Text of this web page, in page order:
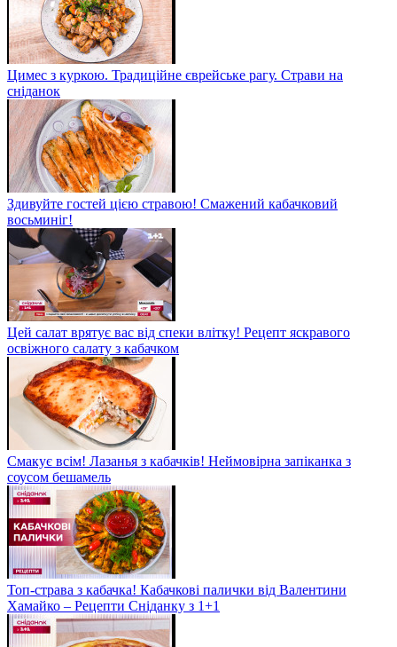
Цимес з куркою. Традиційне єврейське рагу. Страви на
сніданок
Здивуйте гостей цією стравою! Смажений кабачковий
восьминіг!
Цей салат врятує вас від спеки влітку! Рецепт яскравого
освіжного салату з кабачком
Смакує всім! Лазанья з кабачків! Неймовірна запіканка з
соусом бешамель
Топ-страва з кабачка! Кабачкові палички від Валентини
Хамайко – Рецепти Сніданку з 1+1